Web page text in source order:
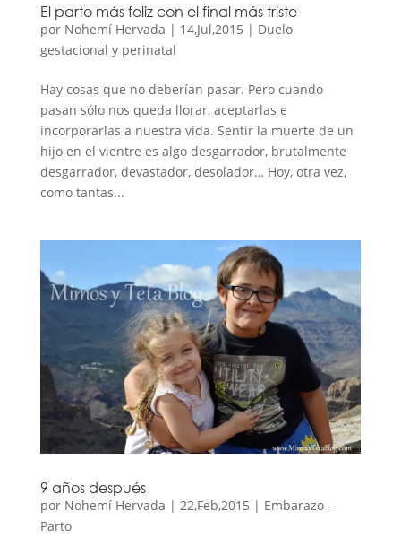
El parto más feliz con el final más triste
por Nohemí Hervada | 14,Jul,2015 | Duelo
gestacional y perinatal
Hay cosas que no deberían pasar. Pero cuando
pasan sólo nos queda llorar, aceptarlas e
incorporarlas a nuestra vida. Sentir la muerte de un
hijo en el vientre es algo desgarrador, brutalmente
desgarrador, devastador, desolador… Hoy, otra vez,
como tantas...
9 años después
por Nohemí Hervada | 22,Feb,2015 | Embarazo -
Parto